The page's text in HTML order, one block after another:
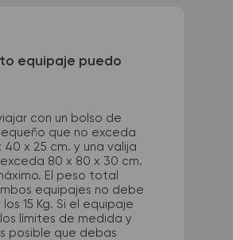
equipaje puedo
con un bolso de
que no exceda
40 x 25 cm. y una valija
80 x 80 x 30 cm.
El peso total
equipajes no debe
15 Kg. Si el equipaje
límites de medida y
posible que debas